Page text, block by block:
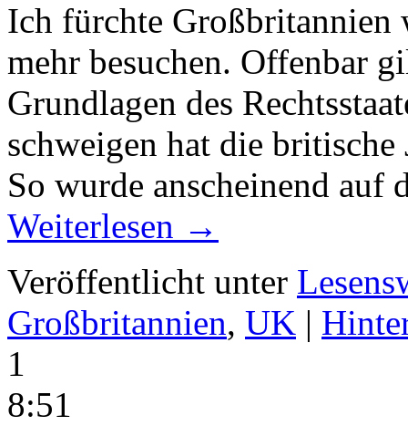
Ich fürchte Großbritannien
mehr besuchen. Offenbar
Grundlagen des
schweigen hat die
So wurde anscheinend
Weiterlesen →
Veröffentlicht unter
Großbritannien, UK |
1
8:51